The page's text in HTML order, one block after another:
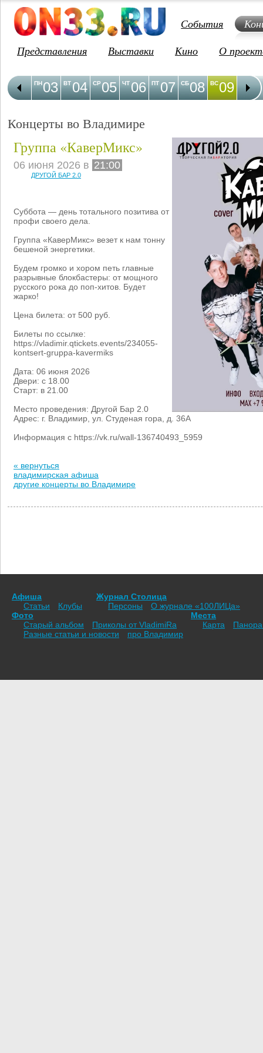
События
Представления
Выставки Кино О
03
ПН 04
ВТ 05
СР 06
ЧТ 07
ПТ 08
СБ 09
ВС 10
ПН
Концерты во Владимире
Группа «КаверМикс»
06 июня 2026 в 21:00
ДРУГОЙ БАР 2.0
Суббота — день тотального позитива от
профи своего дела.
Группа «КаверМикс» везет к нам тонну
бешеной энергетики.
Будем громко и хором петь главные
разрывные блокбастеры: от мощного
русского рока до поп-хитов. Будет
жарко!
Цена билета: от 500 руб.
Билеты по ссылке:
https://vladimir.qtickets.events/234055-
kontsert-gruppa-kavermiks
Дата: 06 июня 2026
Двери: с 18.00
Старт: в 21.00
Место проведения: Другой Бар 2.0
Адрес: г. Владимир, ул. Студеная гора, д. 36А
Информация с https://vk.ru/wall-136740493_5959
« вернуться
владимирская афиша
другие концерты во Владимире
Афиша
Статьи
Клубы
Журнал Столица
Персоны
О журнале «100ЛИЦа»
Фото
Старый альбом
Приколы от VladimiRа
Места
Карта
Разные статьи и новости
про Владимир